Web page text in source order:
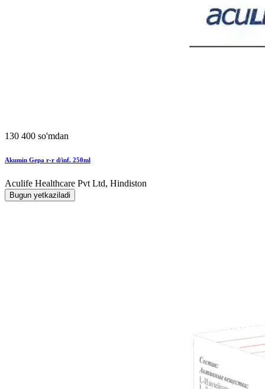
130 400 so'mdan
Akumin Gepa r-r d/inf. 250ml
Aculife Healthcare Pvt Ltd, Hindiston
Bugun yetkaziladi